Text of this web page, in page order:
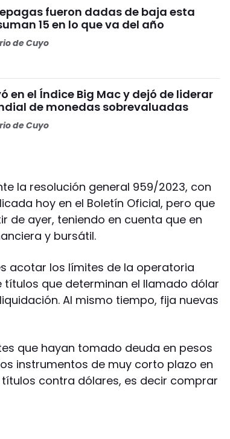
fueron dadas de baja esta
15 en lo que va del año
de Cuyo
en el Índice Big Mac y dejó de liderar
de monedas sobrevaluadas
de Cuyo
la resolución general 959/2023, con
hoy en el Boletín Oficial, pero que
de ayer, teniendo en cuenta que en
y bursátil.
acotar los límites de la operatoria
que determinan el llamado dólar
Al mismo tiempo, fija nuevas
que hayan tomado deuda en pesos
instrumentos de muy corto plazo en
contra dólares, es decir comprar